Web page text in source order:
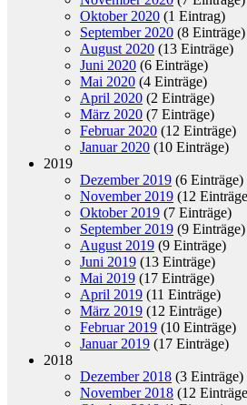
Oktober 2020 (1 Eintrag)
September 2020 (8 Einträge)
August 2020 (13 Einträge)
Juni 2020 (6 Einträge)
Mai 2020 (4 Einträge)
April 2020 (2 Einträge)
März 2020 (7 Einträge)
Februar 2020 (12 Einträge)
Januar 2020 (10 Einträge)
2019
Dezember 2019 (6 Einträge)
November 2019 (12
Oktober 2019 (7 Einträge)
September 2019 (9 Einträge)
August 2019 (9 Einträge)
Juni 2019 (13 Einträge)
Mai 2019 (17 Einträge)
April 2019 (11 Einträge)
März 2019 (12 Einträge)
Februar 2019 (10 Einträge)
Januar 2019 (17 Einträge)
2018
Dezember 2018 (3 Einträge)
November 2018 (12